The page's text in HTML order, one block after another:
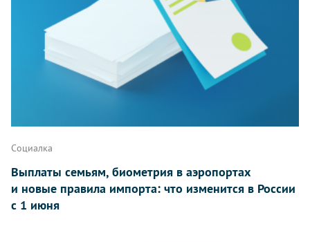
Социалка
Выплаты семьям, биометрия в аэропортах
и новые правила импорта: что изменится в России
с 1 июня